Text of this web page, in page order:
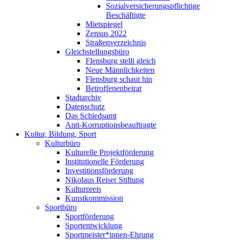
Sozialversicherungspflichtige
Beschäftigte
Mietspiegel
Zensus 2022
Straßenverzeichnis
Gleichstellungsbüro
Flensburg stellt gleich
Neue Männlichkeiten
Flensburg schaut hin
Betroffenenbeirat
Stadtarchiv
Datenschutz
Das Schiedsamt
Anti-Korruptionsbeauftragte
Kultur, Bildung, Sport
Kulturbüro
Kulturelle Projektförderung
Institutionelle Förderung
Investitionsförderung
Nikolaus Reiser Stiftung
Kulturpreis
Kunstkommission
Sportbüro
Sportförderung
Sportentwicklung
Sportmeister*innen-Ehrung